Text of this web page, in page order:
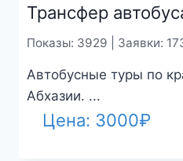
Трансфер
Показы: 3929 | Заявки:
Автобусные туры по
Абхазии. ...
Цена: 3000₽